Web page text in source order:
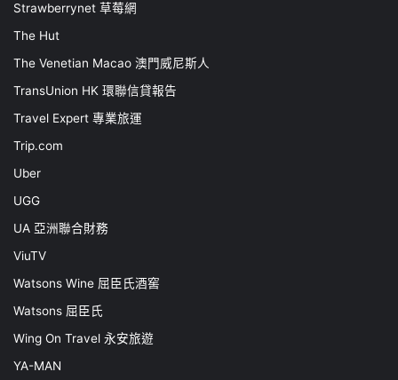
Strawberrynet 草莓網
The Hut
The Venetian Macao 澳門威尼斯人
TransUnion HK 環聯信貸報告
Travel Expert 專業旅運
Trip.com
Uber
UGG
UA 亞洲聯合財務
ViuTV
Watsons Wine 屈臣氏酒窖
Watsons 屈臣氏
Wing On Travel 永安旅遊
YA-MAN